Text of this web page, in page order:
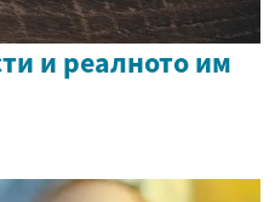
и реалното им